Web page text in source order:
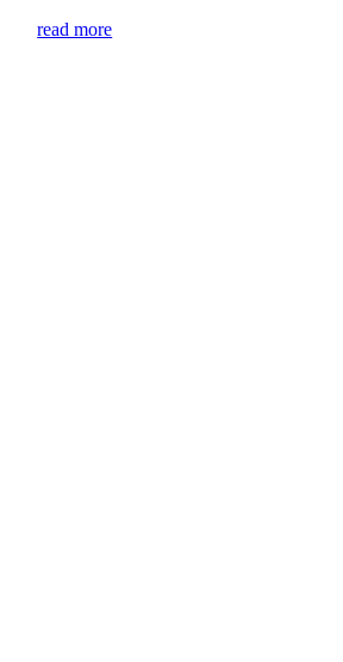
read more